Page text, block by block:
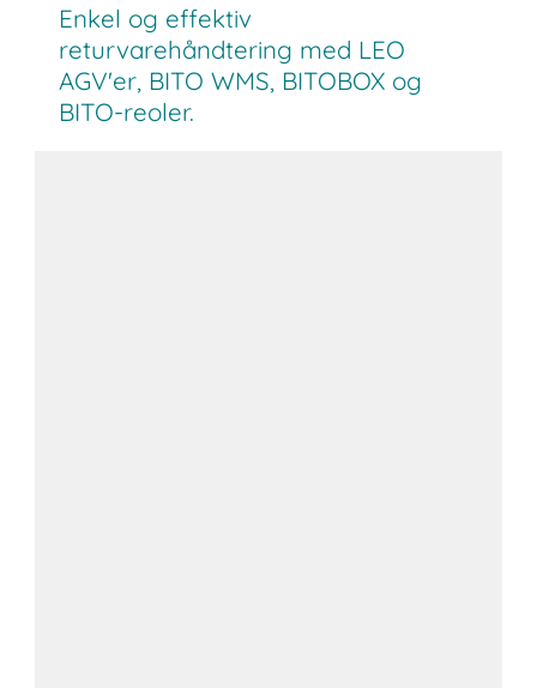
Enkel og effektiv
returvarehåndtering med LEO
AGV'er, BITO WMS, BITOBOX og
BITO-reoler.